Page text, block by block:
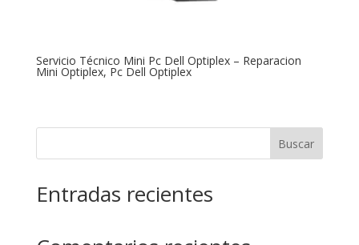
Servicio Técnico Mini Pc Dell Optiplex – Reparacion
Mini Optiplex, Pc Dell Optiplex
Buscar
Entradas recientes